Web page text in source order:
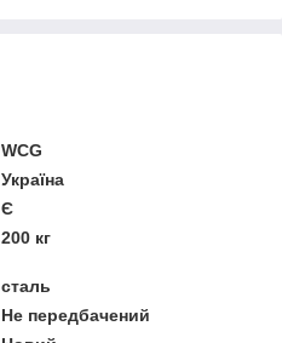
WCG
Україна
Є
200 кг
сталь
Не передбачений